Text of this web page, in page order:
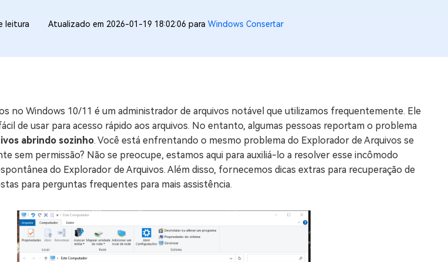
Corrigir Erros de Mac Grátis
Windows 11 Upgrade Checker
Verificador de Atualização do Windows 11 Grátis
leitura Atualizado em 2026-01-19 18:02:06 para Windows Consertar
no Windows 10/11 é um administrador de arquivos notável que utilizamos frequentemente. Ele
de usar para acesso rápido aos arquivos. No entanto, algumas pessoas reportam o problema
abrindo sozinho. Você está enfrentando o mesmo problema do Explorador de Arquivos se
sem permissão? Não se preocupe, estamos aqui para auxiliá-lo a resolver esse incômodo
do Explorador de Arquivos. Além disso, fornecemos dicas extras para recuperação de
para perguntas frequentes para mais assistência.